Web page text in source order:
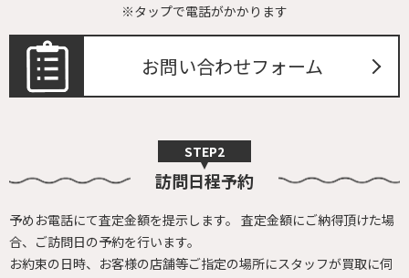
※タップで電話がかかります
お問い合わせフォーム
訪問日程予約
予めお電話にて査定金額を提示します。 査定金額にご納得頂けた場
合、ご訪問日の予約を行います。
お約束の日時、お客様の店舗等ご指定の場所にスタッフが買取に伺